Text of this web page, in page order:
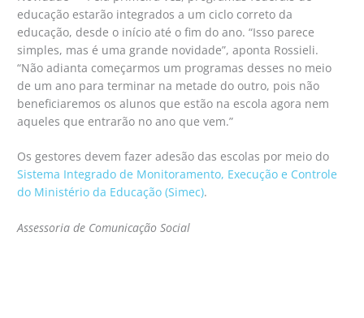
educação estarão integrados a um ciclo correto da
educação, desde o início até o fim do ano. “Isso parece
simples, mas é uma grande novidade”, aponta Rossieli.
“Não adianta começarmos um programas desses no meio
de um ano para terminar na metade do outro, pois não
beneficiaremos os alunos que estão na escola agora nem
aqueles que entrarão no ano que vem.”
Os gestores devem fazer adesão das escolas por meio do
Sistema Integrado de Monitoramento, Execução e Controle
do Ministério da Educação (Simec).
Assessoria de Comunicação Social